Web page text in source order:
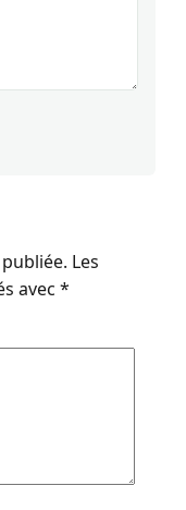
Les
avec *